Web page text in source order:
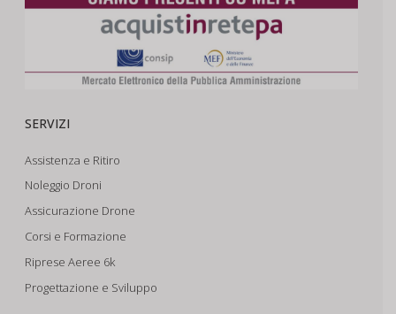
SERVIZI
Assistenza e Ritiro
Noleggio Droni
Assicurazione Drone
Corsi e Formazione
Riprese Aeree 6k
Progettazione e Sviluppo